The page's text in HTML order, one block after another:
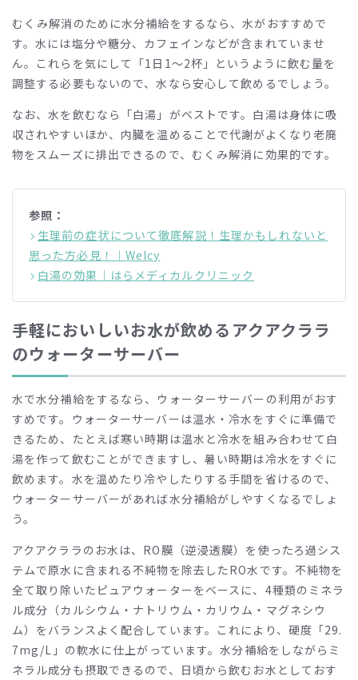
むくみ解消のために水分補給をするなら、水がおすすめで
す。水には塩分や糖分、カフェインなどが含まれていませ
ん。これらを気にして「1 日 1 ～2杯」というように飲む量を
調整する必要もないので、水なら安心して飲めるでしょう。
なお、水を飲むなら「白湯」がベストです。白湯は身体に吸
収されやすいほか、内臓を温めることで代謝がよくなり老廃
物をスムーズに排出できるので、むくみ解消に効果的です。
参照：
生理前の症状について徹底解説！生理かもしれないと
思った方必見！｜Welcy
白湯の効果｜はらメディカルクリニック
手軽においしいお水が飲めるアクアクララ
のウォーターサーバー
水で水分補給をするなら、ウォーターサーバーの利用がおす
すめです。ウォーターサーバーは温水・冷水をすぐに準備で
きるため、たとえば寒い時期は温水と冷水を組み合わせて白
湯を作って飲むことができますし、暑い時期は冷水をすぐに
飲めます。水を温めたり冷やしたりする手間を省けるので、
ウォーターサーバーがあれば水分補給がしやすくなるでしょ
う。
アクアクララのお水は、 RO 膜（逆浸透膜）を使ったろ過シス
テムで原水に含まれる不純物を除去したRO水です。不純物を
全て取り除いたピュアウォーターをベースに、 4種類のミネラ
ル成分（カルシウム・ナトリウム・カリウム・マグネシウ
ム）をバランスよく配合しています。これにより、硬度「29.
7mg/L 」の軟水に仕上がっています。水分補給をしながらミ
ネラル成分も摂取できるので、日頃から飲むお水としておす